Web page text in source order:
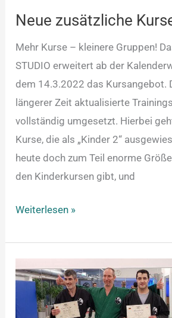
Neue zusätzliche
Mehr Kurse – kleinere Gruppen!
STUDIO erweitert ab der
dem 14.3.2022 das Kursangebot.
längerer Zeit aktualisierte
vollständig umgesetzt. Hierbei
Kurse, die als „Kinder 2“
heute doch zum Teil enorme
den Kinderkursen gibt, und
Weiterlesen »
Grün-
Gurt-
Prüfungen